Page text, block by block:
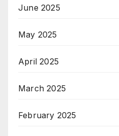
June 2025
May 2025
April 2025
March 2025
February 2025